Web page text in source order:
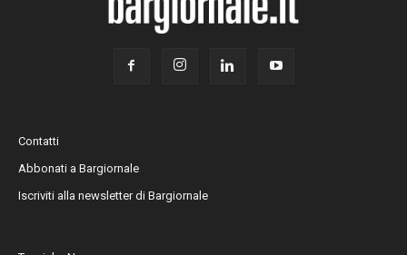
Contatti
Abbonati a Bargiornale
Iscriviti alla newsletter di Bargiornale